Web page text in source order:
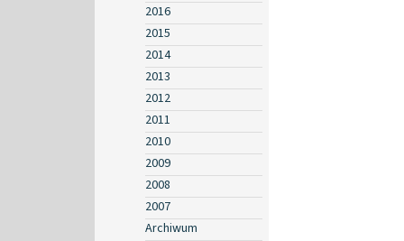
2016
2015
2014
2013
2012
2011
2010
2009
2008
2007
Archiwum